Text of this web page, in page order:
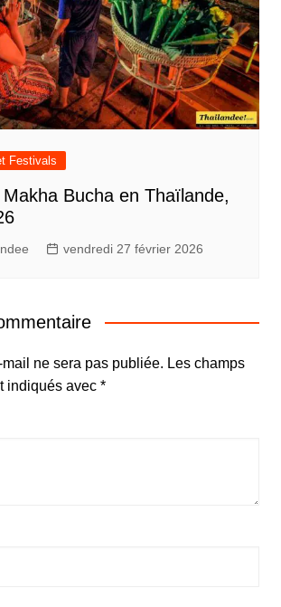
Festivals
Bucha en Thaïlande,
vendredi 27 février 2026
ne sera pas publiée. Les champs
indiqués avec *